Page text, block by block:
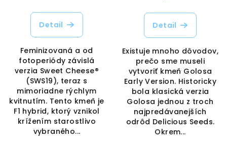
Detail
Feminizovaná a od
fotoperiódy závislá
verzia Sweet Cheese®
(SWS19), teraz s
mimoriadne rýchlym
kvitnutím. Tento kmeň je
F1 hybrid, ktorý vznikol
krížením starostlivo
vybraného...
Detail
Existuje mnoho dôvodov,
prečo sme museli
vytvoriť kmeň Golosa
Early Version. Historicky
bola klasická verzia
Golosa jednou z troch
najpredávanejších
odrôd Delicious Seeds.
Okrem...